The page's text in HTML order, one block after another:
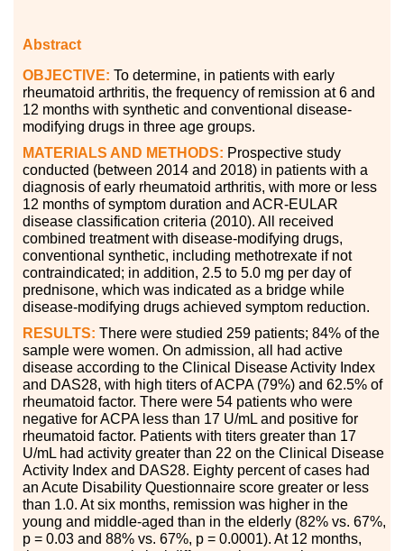
Abstract
OBJECTIVE: To determine, in patients with early
rheumatoid arthritis, the frequency of remission at 6 and
12 months with synthetic and conventional disease-
modifying drugs in three age groups.
MATERIALS AND METHODS: Prospective study
conducted (between 2014 and 2018) in patients with a
diagnosis of early rheumatoid arthritis, with more or less
12 months of symptom duration and ACR-EULAR
disease classification criteria (2010). All received
combined treatment with disease-modifying drugs,
conventional synthetic, including methotrexate if not
contraindicated; in addition, 2.5 to 5.0 mg per day of
prednisone, which was indicated as a bridge while
disease-modifying drugs achieved symptom reduction.
RESULTS: There were studied 259 patients; 84% of the
sample were women. On admission, all had active
disease according to the Clinical Disease Activity Index
and DAS28, with high titers of ACPA (79%) and 62.5% of
rheumatoid factor. There were 54 patients who were
negative for ACPA less than 17 U/mL and positive for
rheumatoid factor. Patients with titers greater than 17
U/mL had activity greater than 22 on the Clinical Disease
Activity Index and DAS28. Eighty percent of cases had
an Acute Disability Questionnaire score greater or less
than 1.0. At six months, remission was higher in the
young and middle-aged than in the elderly (82% vs. 67%,
p = 0.03 and 88% vs. 67%, p = 0.0001). At 12 months,